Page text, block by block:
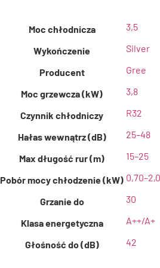
Moc chłodnicza 3,5
Wykończenie Silver
Producent Gree
Moc grzewcza (kW) 3,8
Czynnik chłodniczy R32
Hałas wewnątrz (dB) 25–48
Max długość rur (m) 15–25
Pobór mocy chłodzenie (kW)
Grzanie do 30
Klasa energetyczna A++/A+
Głośność do (dB) 42